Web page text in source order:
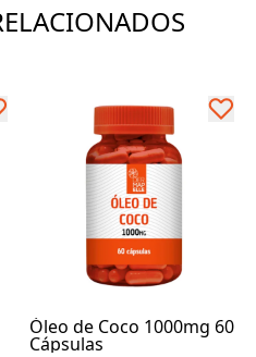
Óleo de Coco 1000mg 60
Cápsulas